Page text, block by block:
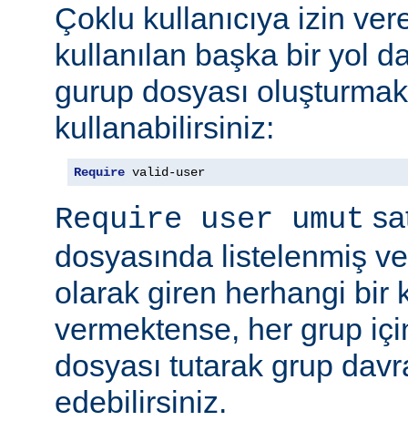
Çoklu kullanıcıya izin
kullanılan başka bir yol
gurup dosyası
kullanabilirsiniz:
Require valid-user
Require user umut
dosyasında listelenmiş
olarak giren herhangi bir
vermektense, her grup
dosyası tutarak grup
edebilirsiniz.